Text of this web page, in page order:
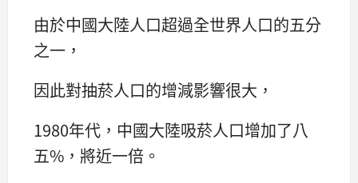
由於中國大陸人口超過全世界人口的五分
之一，
因此對抽菸人口的增減影響很大，
1980年代，中國大陸吸菸人口增加了八
五%，將近一倍。